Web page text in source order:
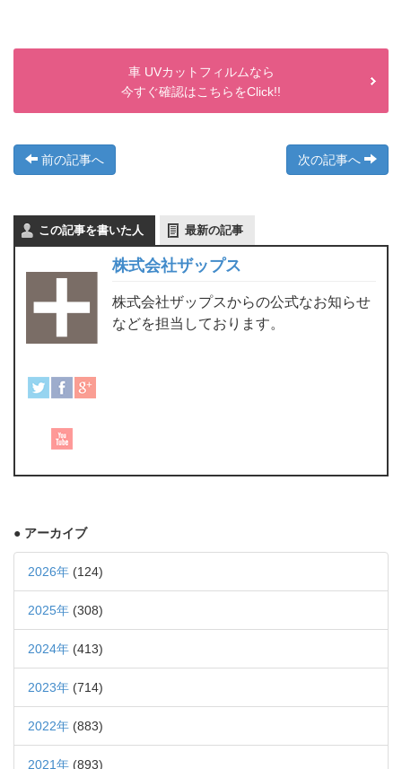
車 UVカットフィルムなら
今すぐ確認はこちらをClick!!
前の記事へ 次の記事へ
この記事を書いた人 最新の記事
株式会社ザップス
株式会社ザップスからの公式なお知らせ
などを担当しております。
● アーカイブ
2026年 (124)
2025年 (308)
2024年 (413)
2023年 (714)
2022年 (883)
2021年 (893)